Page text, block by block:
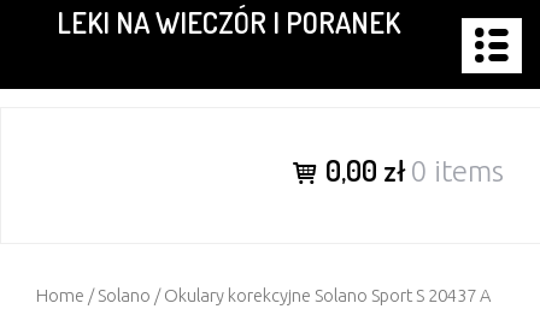
content
LEKI NA WIECZÓR I PORANEK
0,00 zł0 items
Home /Solano / Okulary korekcyjne Solano Sport S 20437 A